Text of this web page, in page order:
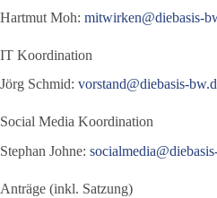
Hartmut Moh: mitwirken@diebasis-
IT Koordination
Jörg Schmid: vorstand@diebasis-
Social Media Koordination
Stephan Johne:
Anträge (inkl. Satzung)